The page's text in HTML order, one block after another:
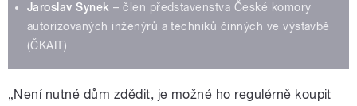
Jaroslav Synek – člen představenstva České komory
autorizovaných inženýrů a techniků činných ve výstavbě
(ČKAIT)
„Není nutné dům zdědit, je možné ho regulérně koupit